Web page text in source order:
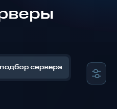
сервера